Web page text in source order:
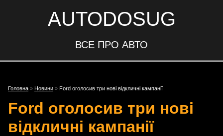
AUTODOSUG
ВСЕ ПРО АВТО
Головна » Новини » Ford оголосив три нові відкличні кампанії
Ford оголосив три нові
відкличні кампанії